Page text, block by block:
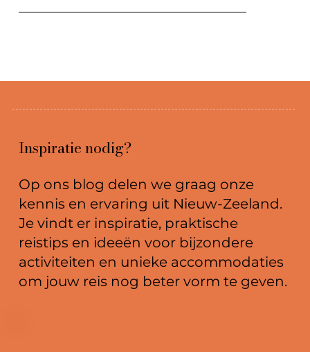
Inspiratie nodig?
Op ons blog delen we graag onze
kennis en ervaring uit Nieuw-Zeeland.
Je vindt er inspiratie, praktische
reistips en ideeën voor bijzondere
activiteiten en unieke accommodaties
om jouw reis nog beter vorm te geven.